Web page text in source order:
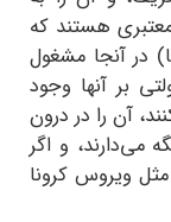
هستند که
در آنجا مشغول
بر آنها وجود
آن را در درون
می‌دارند، و اگر
ویروس کرونا